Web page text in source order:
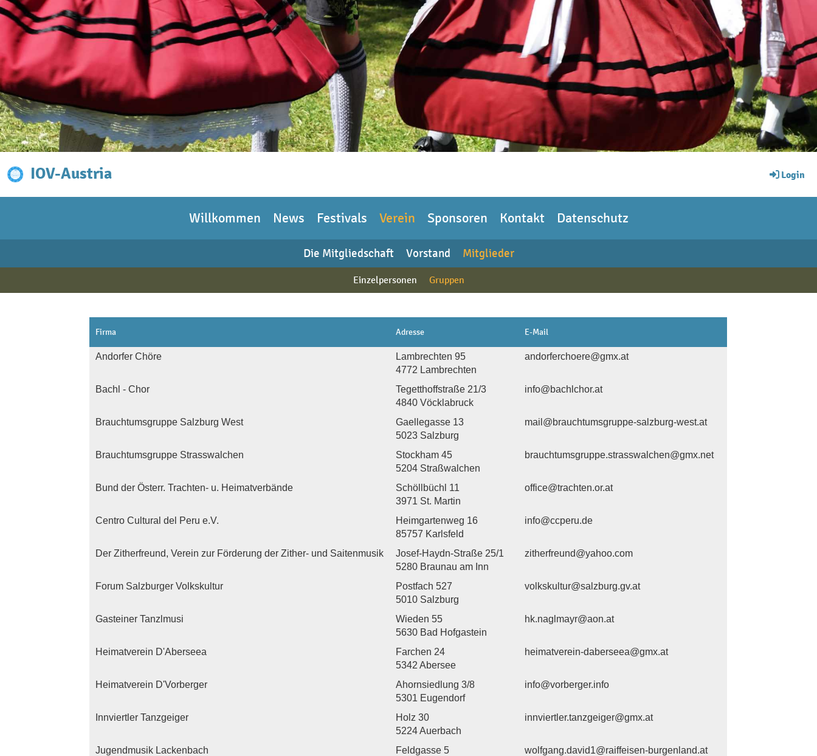
IOV-Austria Login
Willkommen News Festivals Verein Sponsoren Kontakt Datenschutz
Die Mitgliedschaft Vorstand Mitglieder
Einzelpersonen Gruppen
Firma Adresse E-Mail
Andorfer Chöre
Lambrechten 95
4772 Lambrechten
andorferchoere@gmx.at
Bachl - Chor
Tegetthoffstraße 21/3
4840 Vöcklabruck
info@bachlchor.at
Brauchtumsgruppe Salzburg West
Gaellegasse 13
5023 Salzburg
mail@brauchtumsgruppe-salzburg-west.at
Brauchtumsgruppe Strasswalchen
Stockham 45
5204 Straßwalchen
brauchtumsgruppe.strasswalchen@gmx.net
Bund der Österr. Trachten- u. Heimatverbände
Schöllbüchl 11
3971 St. Martin
office@trachten.or.at
Centro Cultural del Peru e.V.
Heimgartenweg 16
85757 Karlsfeld
info@ccperu.de
Der Zitherfreund, Verein zur Förderung der Zither- und Saitenmusik
Josef-Haydn-Straße 25/1
5280 Braunau am Inn
zitherfreund@yahoo.com
Forum Salzburger Volkskultur
Postfach 527
5010 Salzburg
volkskultur@salzburg.gv.at
Gasteiner Tanzlmusi
Wieden 55
5630 Bad Hofgastein
hk.naglmayr@aon.at
Heimatverein D'Aberseea
Farchen 24
5342 Abersee
heimatverein-daberseea@gmx.at
Heimatverein D'Vorberger
Ahornsiedlung 3/8
5301 Eugendorf
info@vorberger.info
Innviertler Tanzgeiger
Holz 30
5224 Auerbach
innviertler.tanzgeiger@gmx.at
Jugendmusik Lackenbach
Feldgasse 5
wolfgang.david1@raiffeisen-burgenland.at